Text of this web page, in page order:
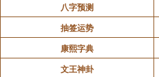
八字预测
抽签运势
康熙字典
文王神卦